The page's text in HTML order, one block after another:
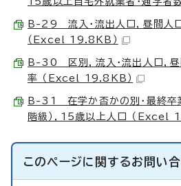
B-29 流入・流出人口，昼間人
（Excel 19.8KB）
B-30 区別，流入・流出人口，
率 （Excel 19.8KB）
B-31 在学か否かの別・最終卒
階級），15歳以上人口 （Excel
このページに関するお問い